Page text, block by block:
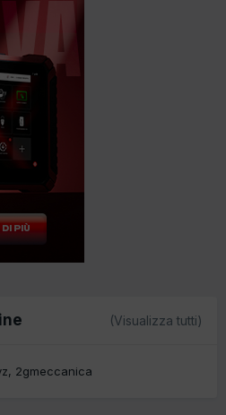
(Visualizza tutti)
2gmeccanica